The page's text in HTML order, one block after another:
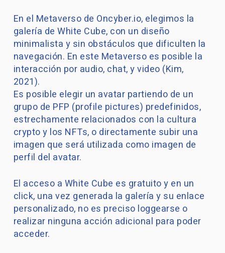
En el Metaverso de Oncyber.io, elegimos la
galería de White Cube, con un diseño
minimalista y sin obstáculos que dificulten la
navegación. En este Metaverso es posible la
interacción por audio, chat, y video (Kim,
2021).
Es posible elegir un avatar partiendo de un
grupo de PFP (profile pictures) predefinidos,
estrechamente relacionados con la cultura
crypto y los NFTs, o directamente subir una
imagen que será utilizada como imagen de
perfil del avatar.
El acceso a White Cube es gratuito y en un
click, una vez generada la galería y su enlace
personalizado, no es preciso loggearse o
realizar ninguna acción adicional para poder
acceder.